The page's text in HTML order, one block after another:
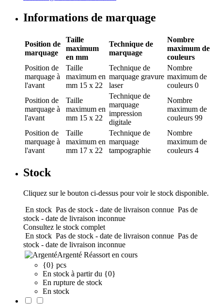
Informations de marquage
Position de
marquage
Taille
maximum
en mm
Technique de
marquage
Nombre
maximum de
couleurs
Position de
marquage à
l'avant
Taille
maximum en
mm 15 x 22
Technique de
marquage gravure
laser
Nombre
maximum de
couleurs 0
Position de
marquage à
l'avant
Taille
maximum en
mm 15 x 22
Technique de
marquage
impression
digitale
Nombre
maximum de
couleurs 99
Position de
marquage à
l'avant
Taille
maximum en
mm 17 x 22
Technique de
marquage
tampographie
Nombre
maximum de
couleurs 4
Stock
Cliquez sur le bouton ci-dessus pour voir le stock disponible.
En stock Pas de stock - date de livraison connue Pas de
stock - date de livraison inconnue
Consultez le stock complet
En stock Pas de stock - date de livraison connue Pas de
stock - date de livraison inconnue
Argenté Réassort en cours
{0} pcs
En stock à partir du {0}
En rupture de stock
En stock